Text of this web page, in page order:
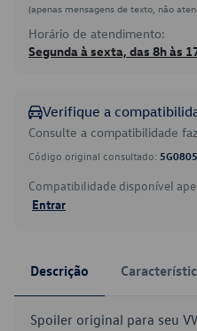
(apenas mensagens de texto, não
Horário de atendimento:
Segunda à sexta, das 8h às
Verifique a
Consulte a compatibilidade
Código original consultado:
Compatibilidade disponível
Entrar
Descrição
Spoiler original para seu